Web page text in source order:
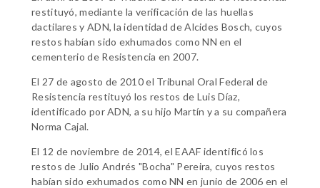
restituyó, mediante la verificación de las huellas
dactilares y ADN, la identidad de Alcides Bosch, cuyos
restos habían sido exhumados como NN en el
cementerio de Resistencia en 2007.
El 27 de agosto de 2010 el Tribunal Oral Federal de
Resistencia restituyó los restos de Luis Díaz,
identificado por ADN, a su hijo Martín y a su compañera
Norma Cajal.
El 12 de noviembre de 2014, el EAAF identificó los
restos de Julio Andrés "Bocha" Pereira, cuyos restos
habían sido exhumados como NN en junio de 2006 en el